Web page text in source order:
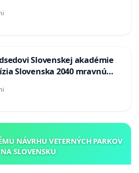
Slovenskej akadémie
Slovenska 2040 mravnú
NÁVRHU VETERNÝCH PARKOV
NA SLOVENSKU